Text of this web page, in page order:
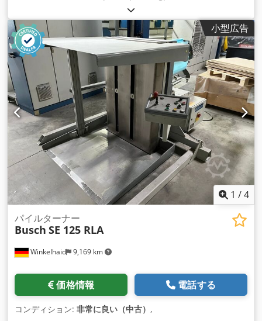
1100mm シュート長さ 800mm 搬送速度 50Hz 0.40m7s 重量 /
94kgs 中綴じ機、パーフェクトバインダー、三方断裁機用廃棄
コンベヤー 中綴じ、パーフェクトバインダー、三方断裁機の廃
棄物コンベヤー WhatsAppによるオンラインビデオ検査 - MS
Zoom - Telegram エムスキルヒェン/ニュルンベルク在庫 - 即
納可能 - テスト可能
小型広告
1 /4
Winkelhaid 9,169 km
パイルターナー
Busch SE 125 RLA
価格情報 電話する
コンディション: 非常に良い（中古） ,